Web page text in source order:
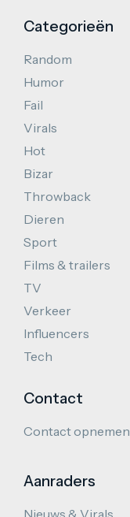
Categorieën
Random
Humor
Fail
Virals
Hot
Bizar
Throwback
Dieren
Sport
Films & trailers
TV
Verkeer
Influencers
Tech
Contact
Contact opnemen
Aanraders
Nieuws & Virals